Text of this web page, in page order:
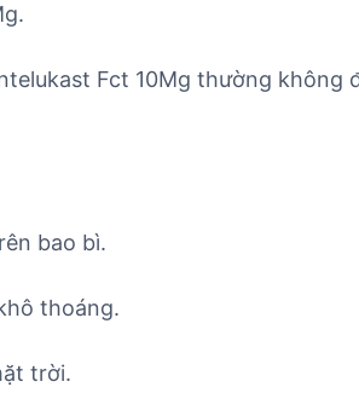
Fct 10Mg thường
bao bì.
thoáng.
trời.